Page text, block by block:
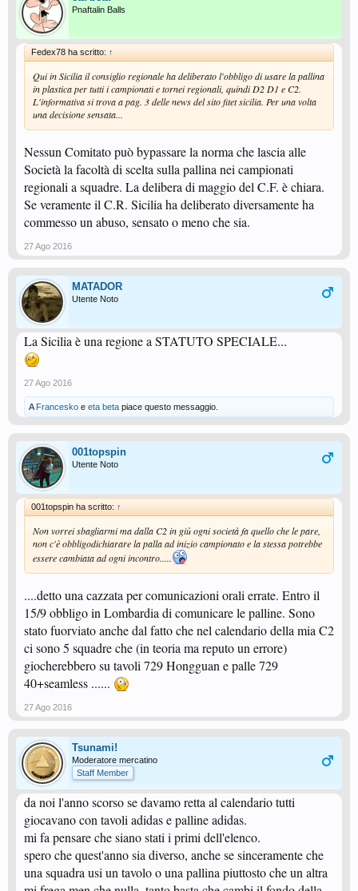
Pnaftalin Balls
Fedex78 ha scritto: ↑
Qui in Sicilia il consiglio regionale ha deliberato l'obbligo di usare la pallina
in plastica per tutti i campionati e tornei regionali, quindi D2 D1 e C2.
L'informativa si trova a pag. 3 delle news del sito fitet sicilia. Per una volta
una decisione sensata...
Nessun Comitato può bypassare la norma che lascia alle
Società la facoltà di scelta sulla pallina nei campionati
regionali a squadre. La delibera di maggio del C.F. è chiara.
Se veramente il C.R. Sicilia ha deliberato diversamente ha
commesso un abuso, sensato o meno che sia.
27 Ago 2016
MATADOR
Utente Noto
La Sicilia è una regione a STATUTO SPECIALE...
27 Ago 2016
A Francesko e eta beta piace questo messaggio.
001topspin
Utente Noto
001topspin ha scritto: ↑
Non vorrei sbagliarmi ma dalla C2 in giù ogni società fa quello che le pare,
non c'è obbligodichiarare la palla ad inizio campionato e la stessa potrebbe
essere cambiata ad ogni incontro.....
....detto una cazzata per comunicazioni orali errate. Entro il
15/9 obbligo in Lombardia di comunicare le palline. Sono
stato fuorviato anche dal fatto che nel calendario della mia C2
ci sono 5 squadre che (in teoria ma reputo un errore)
giocherebbero su tavoli 729 Hongguan e palle 729
40+seamless ......
27 Ago 2016
Tsunami!
Moderatore mercatino
Staff Member
da noi l'anno scorso se davamo retta al calendario tutti
giocavano con tavoli adidas e palline adidas.
mi fa pensare che siano stati i primi dell'elenco.
spero che quest'anno sia diverso, anche se sinceramente che
una squadra usi un tavolo o una pallina piuttosto che un altra